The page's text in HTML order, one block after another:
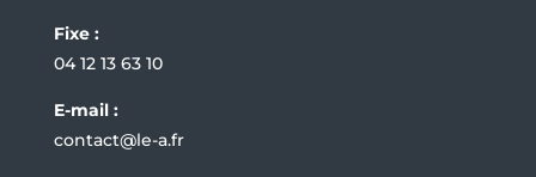
Fixe :
04 12 13 63 10
E-mail :
contact@le-a.fr